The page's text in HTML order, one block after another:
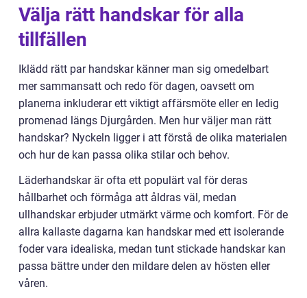
Välja rätt handskar för alla
tillfällen
Iklädd rätt par handskar känner man sig omedelbart
mer sammansatt och redo för dagen, oavsett om
planerna inkluderar ett viktigt affärsmöte eller en ledig
promenad längs Djurgården. Men hur väljer man rätt
handskar? Nyckeln ligger i att förstå de olika materialen
och hur de kan passa olika stilar och behov.
Läderhandskar är ofta ett populärt val för deras
hållbarhet och förmåga att åldras väl, medan
ullhandskar erbjuder utmärkt värme och komfort. För de
allra kallaste dagarna kan handskar med ett isolerande
foder vara idealiska, medan tunt stickade handskar kan
passa bättre under den mildare delen av hösten eller
våren.